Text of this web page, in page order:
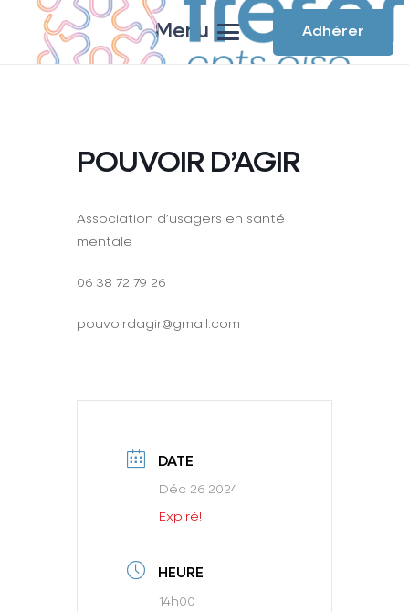
Menu Adhérer
POUVOIR D’AGIR
Association d’usagers en santé
mentale
06 38 72 79 26
pouvoirdagir@gmail.com
DATE
Déc 26 2024
Expiré!
HEURE
14h00